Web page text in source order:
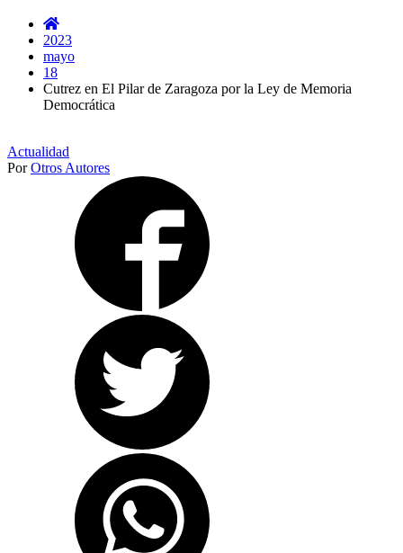
2023
mayo
18
Cutrez en El Pilar de Zaragoza por la Ley de Memoria
Democrática
Actualidad
PorOtros Autores